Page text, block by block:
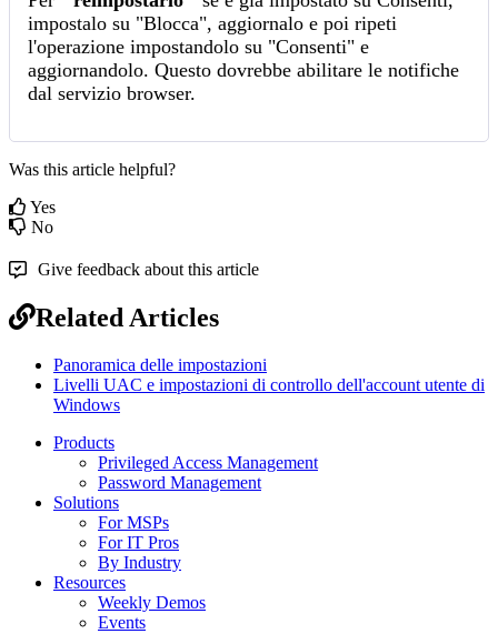
impostalo su "Blocca", aggiornalo e poi ripeti
l'operazione impostandolo su "Consenti" e
aggiornandolo. Questo dovrebbe abilitare le notifiche
dal servizio browser.
Was this article helpful?
Yes
No
Give feedback about this article
Related Articles
Panoramica delle impostazioni
Livelli UAC e impostazioni di controllo dell'account utente di
Windows
Products
Privileged Access Management
Password Management
Solutions
For MSPs
For IT Pros
By Industry
Resources
Weekly Demos
Events